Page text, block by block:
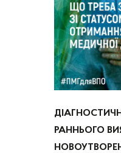
РАННЬОГО